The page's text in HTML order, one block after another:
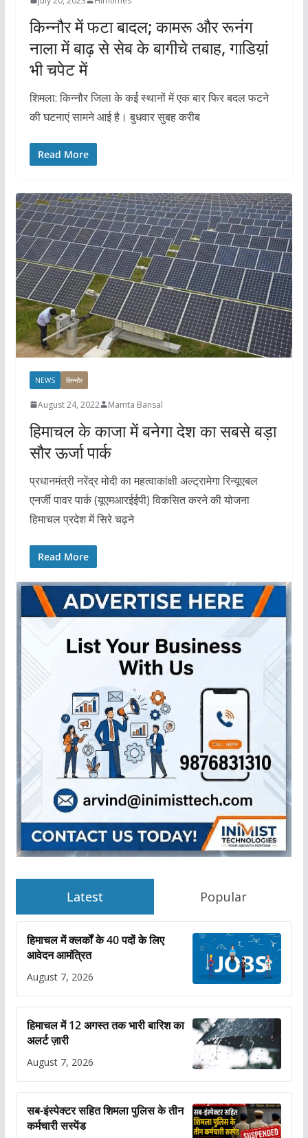
किन्नौर में फटा बादल; कामरू और रूनंग
नाला में बाढ़ से सेब के बागीचे तबाह, गाडिय़ां
भी चपेट में
शिमला: किन्नौर जिला के कई स्थानों में एक बार फिर बदल फटने
की घटनाएं सामने आई है। बुधवार सुबह करीब
Read More
NEWS किन्नौर
August 24, 2022 Mamta Bansal
हिमाचल के काजा में बनेगा देश का सबसे बड़ा
सौर ऊर्जा पार्क
प्रधानमंत्री नरेंद्र मोदी का महत्वाकांक्षी अल्ट्रामेगा रिन्यूएबल
एनर्जी पावर पार्क (यूएमआरईईपी) विकसित करने की योजना
हिमाचल प्रदेश में सिरे चढ़ने
Read More
Latest Popular
हिमाचल में क्लर्कों के 40 पदों के लिए
आवेदन आमंत्रित
August 7, 2026
हिमाचल में 12 अगस्त तक भारी बारिश का
अलर्ट ज़ारी
August 7, 2026
सब-इंस्पेक्टर सहित शिमला पुलिस के तीन
कर्मचारी सस्पेंड